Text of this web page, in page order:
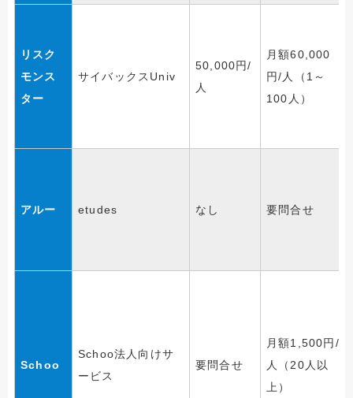
リスク
モンス
ター
サイバックスUniv
50,000円/
人
月額60,000
円/人（1～
100人）
アルー etudes なし 要問合せ
Schoo
Schoo法人向けサ
ービス
要問合せ
月額1,500円/
人（20人以
上）